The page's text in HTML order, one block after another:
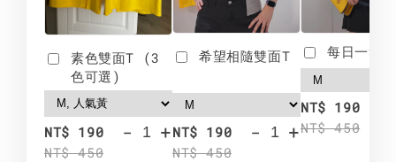
素色雙面T (3
色可選)
NT$ 190
NT$ 450
- +
希望相隨雙面T
NT$ 190
NT$ 450
- +
每日一笑
NT$ 190
NT$ 450